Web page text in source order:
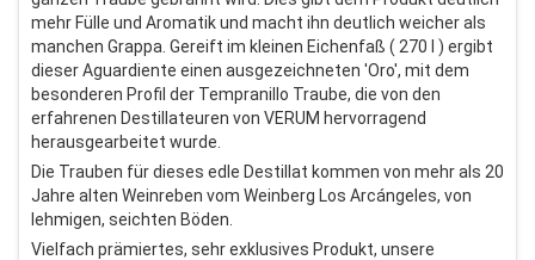
mehr Fülle und Aromatik und macht ihn deutlich weicher als
manchen Grappa. Gereift im kleinen Eichenfaß ( 270 l ) ergibt
dieser Aguardiente einen ausgezeichneten 'Oro', mit dem
besonderen Profil der Tempranillo Traube, die von den
erfahrenen Destillateuren von VERUM hervorragend
herausgearbeitet wurde.
Die Trauben für dieses edle Destillat kommen von mehr als 20
Jahre alten Weinreben vom Weinberg Los Arcángeles, von
lehmigen, seichten Böden.
Vielfach prämiertes, sehr exklusives Produkt, unsere